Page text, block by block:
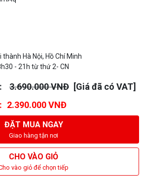
Hà Nội, Hồ Chí Minh
- 21h từ thứ 2- CN
3.690.000 VNĐ [Giá đã có VAT]
2.390.000 VNĐ
ĐẶT MUA NGAY
Giao hàng tận nơi
CHO VÀO GIỎ
vào giỏ để chọn tiếp